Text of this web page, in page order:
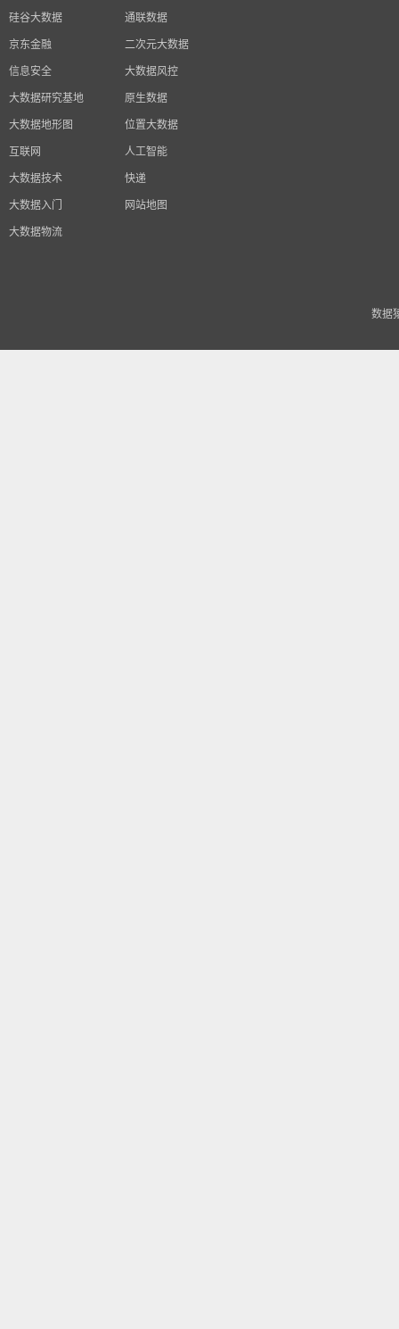
硅谷大数据 通联数据
京东金融 二次元大数据
信息安全 大数据风控
大数据研究基地 原生数据
大数据地形图 位置大数据
互联网 人工智能
大数据技术 快递
大数据入门 网站地图
大数据物流
数据